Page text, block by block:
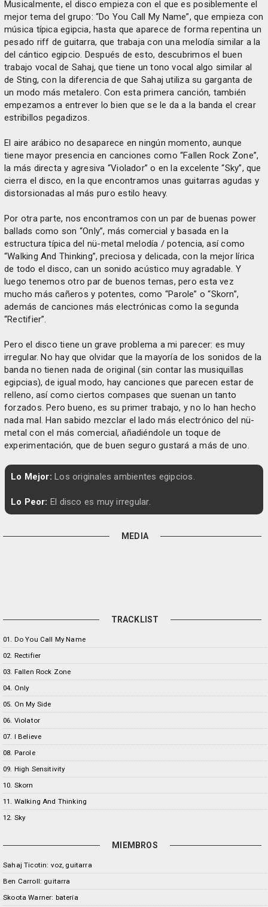
Musicalmente, el disco empieza con el que es posiblemente el
mejor tema del grupo: “Do You Call My Name”, que empieza con
música típica egipcia, hasta que aparece de forma repentina un
pesado riff de guitarra, que trabaja con una melodía similar a la
del cántico egipcio. Después de esto, descubrimos el buen
trabajo vocal de Sahaj, que tiene un tono vocal algo similar al
de Sting, con la diferencia de que Sahaj utiliza su garganta de
un modo más metalero. Con esta primera canción, también
empezamos a entrever lo bien que se le da a la banda el crear
estribillos pegadizos.
El aire arábico no desaparece en ningún momento, aunque
tiene mayor presencia en canciones como “Fallen Rock Zone”,
la más directa y agresiva “Violador” o en la excelente “Sky”, que
cierra el disco, en la que encontramos unas guitarras agudas y
distorsionadas al más puro estilo heavy.
Por otra parte, nos encontramos con un par de buenas power
ballads como son “Only”, más comercial y basada en la
estructura típica del nü-metal melodía / potencia, así como
“Walking And Thinking”, preciosa y delicada, con la mejor lírica
de todo el disco, can un sonido acústico muy agradable. Y
luego tenemos otro par de buenos temas, pero esta vez
mucho más cañeros y potentes, como “Parole” o “Skorn”,
además de canciones más electrónicas como la segunda
“Rectifier”.
Pero el disco tiene un grave problema a mi parecer: es muy
irregular. No hay que olvidar que la mayoría de los sonidos de la
banda no tienen nada de original (sin contar las musiquillas
egipcias), de igual modo, hay canciones que parecen estar de
relleno, así como ciertos compases que suenan un tanto
forzados. Pero bueno, es su primer trabajo, y no lo han hecho
nada mal. Han sabido mezclar el lado más electrónico del nü-
metal con el más comercial, añadiéndole un toque de
experimentación, que de buen seguro gustará a más de uno.
Lo Mejor: Los originales ambientes egipcios.
Lo Peor: El disco es muy irregular.
MEDIA
TRACKLIST
01. Do You Call My Name
02. Rectifier
03. Fallen Rock Zone
04. Only
05. On My Side
06. Violator
07. I Believe
08. Parole
09. High Sensitivity
10. Skorn
11. Walking And Thinking
12. Sky
MIEMBROS
Sahaj Ticotin: voz, guitarra
Ben Carroll: guitarra
Skoota Warner: batería